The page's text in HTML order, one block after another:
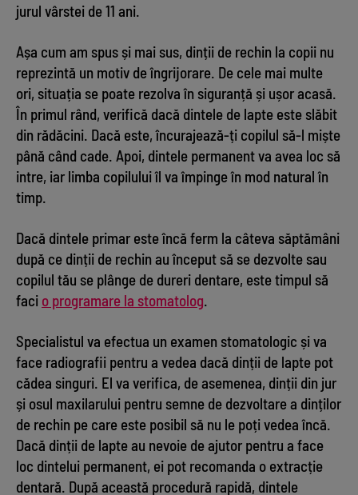
jurul vârstei de 11 ani.
Așa cum am spus și mai sus, dinții de rechin la copii nu
reprezintă un motiv de îngrijorare. De cele mai multe
ori, situația se poate rezolva în siguranță și ușor acasă.
În primul rând, verifică dacă dintele de lapte este slăbit
din rădăcini. Dacă este, încurajează-ți copilul să-l miște
până când cade. Apoi, dintele permanent va avea loc să
intre, iar limba copilului îl va împinge în mod natural în
timp.
Dacă dintele primar este încă ferm la câteva săptămâni
după ce dinții de rechin au început să se dezvolte sau
copilul tău se plânge de dureri dentare, este timpul să
faci o programare la stomatolog.
Specialistul va efectua un examen stomatologic și va
face radiografii pentru a vedea dacă dinții de lapte pot
cădea singuri. El va verifica, de asemenea, dinții din jur
și osul maxilarului pentru semne de dezvoltare a dinților
de rechin pe care este posibil să nu le poți vedea încă.
Dacă dinții de lapte au nevoie de ajutor pentru a face
loc dintelui permanent, ei pot recomanda o extracție
dentară. După această procedură rapidă, dintele